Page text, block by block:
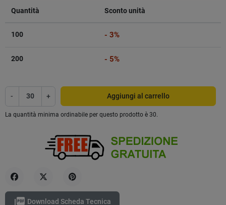
Quantità Sconto unità
100 - 3%
200 - 5%
- + Aggiungi al carrello
La quantità minima ordinabile per questo prodotto è 30.
 Download Scheda Tecnica